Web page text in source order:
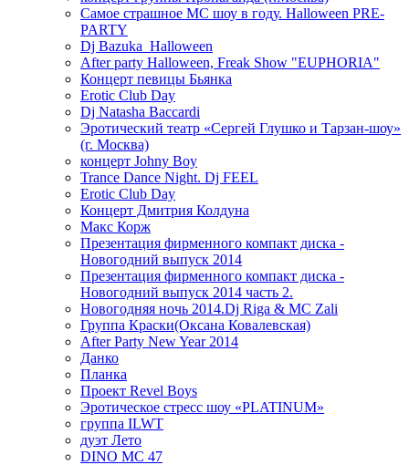
Самое страшное МС шоу в году. Halloween PRE-
PARTY
Dj Bazuka_Halloween
After party Halloween, Freak Show "EUPHORIA"
Концерт певицы Бьянка
Erotic Club Day
Dj Natasha Baccardi
Эротический театр «Сергей Глушко и Тарзан-шоу»
(г. Москва)
концерт Johny Boy
Trance Dance Night. Dj FEEL
Erotic Club Day
Концерт Дмитрия Колдуна
Макс Корж
Презентация фирменного компакт диска -
Новогодний выпуск 2014
Презентация фирменного компакт диска -
Новогодний выпуск 2014 часть 2.
Новогодняя ночь 2014.Dj Riga & MC Zali
Группа Краски(Оксана Ковалевская)
After Party New Year 2014
Данко
Планка
Проект Revel Boys
Эротическое стресс шоу «PLATINUM»
группа ILWT
дуэт Лето
DINO MC 47